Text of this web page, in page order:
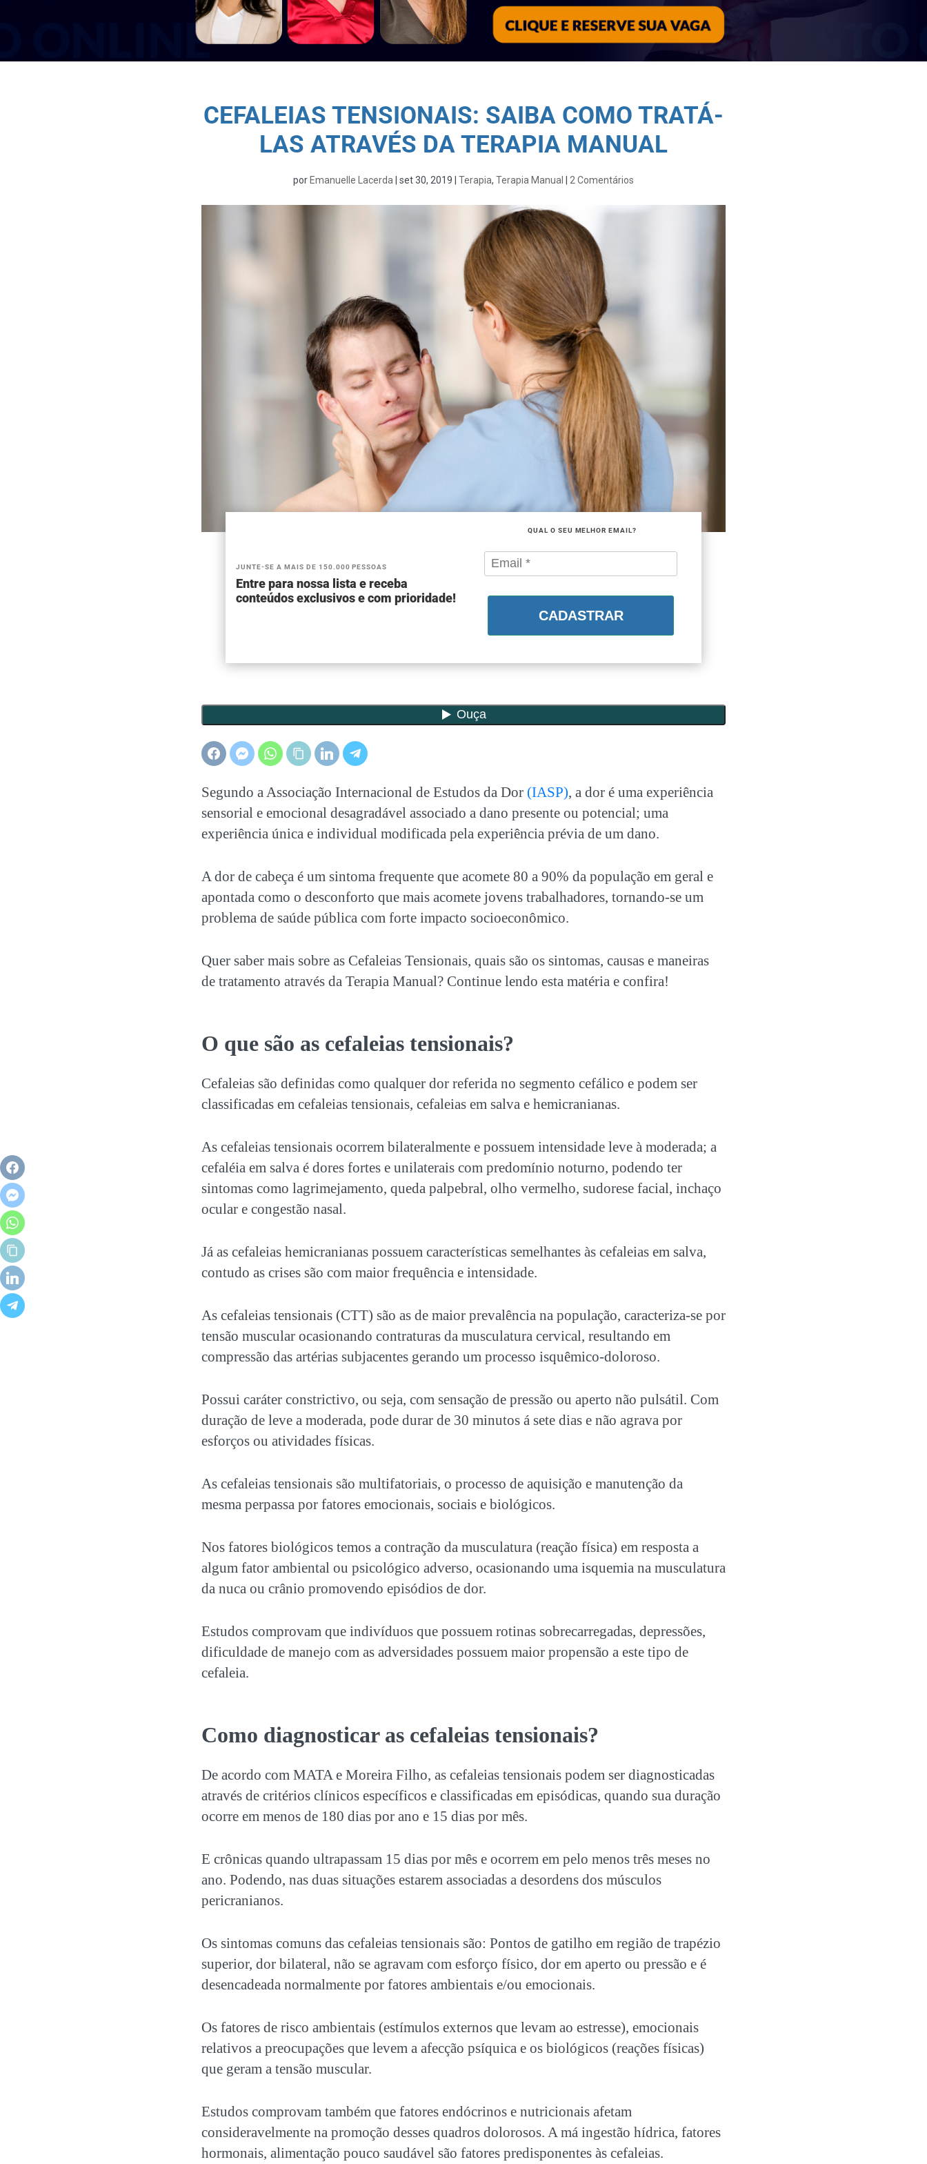
CEFALEIAS TENSIONAIS: SAIBA COMO TRATÁ-
LAS ATRAVÉS DA TERAPIA MANUAL
por Emanuelle Lacerda set 30, 2019 Terapia, Terapia Manual 2 Comentários
JUNTE-SE A MAIS DE 150.000 PESSOAS
Entre para nossa lista e receba
conteúdos exclusivos e com prioridade!
QUAL O SEU MELHOR EMAIL?
CADASTRAR
Segundo a Associação Internacional de Estudos da Dor (IASP), a dor é uma experiência
sensorial e emocional desagradável associado a dano presente ou potencial; uma
experiência única e individual modificada pela experiência prévia de um dano.
A dor de cabeça é um sintoma frequente que acomete 80 a 90% da população em geral e
apontada como o desconforto que mais acomete jovens trabalhadores, tornando-se um
problema de saúde pública com forte impacto socioeconômico.
Quer saber mais sobre as Cefaleias Tensionais, quais são os sintomas, causas e maneiras
de tratamento através da Terapia Manual? Continue lendo esta matéria e confira!
O que são as cefaleias tensionais?
Cefaleias são definidas como qualquer dor referida no segmento cefálico e podem ser
classificadas em cefaleias tensionais, cefaleias em salva e hemicranianas.
As cefaleias tensionais ocorrem bilateralmente e possuem intensidade leve à moderada; a
cefaléia em salva é dores fortes e unilaterais com predomínio noturno, podendo ter
sintomas como lagrimejamento, queda palpebral, olho vermelho, sudorese facial, inchaço
ocular e congestão nasal.
Já as cefaleias hemicranianas possuem características semelhantes às cefaleias em salva,
contudo as crises são com maior frequência e intensidade.
As cefaleias tensionais (CTT) são as de maior prevalência na população, caracteriza-se por
tensão muscular ocasionando contraturas da musculatura cervical, resultando em
compressão das artérias subjacentes gerando um processo isquêmico-doloroso.
Possui caráter constrictivo, ou seja, com sensação de pressão ou aperto não pulsátil. Com
duração de leve a moderada, pode durar de 30 minutos á sete dias e não agrava por
esforços ou atividades físicas.
As cefaleias tensionais são multifatoriais, o processo de aquisição e manutenção da
mesma perpassa por fatores emocionais, sociais e biológicos.
Nos fatores biológicos temos a contração da musculatura (reação física) em resposta a
algum fator ambiental ou psicológico adverso, ocasionando uma isquemia na musculatura
da nuca ou crânio promovendo episódios de dor.
Estudos comprovam que indivíduos que possuem rotinas sobrecarregadas, depressões,
dificuldade de manejo com as adversidades possuem maior propensão a este tipo de
cefaleia.
Como diagnosticar as cefaleias tensionais?
De acordo com MATA e Moreira Filho, as cefaleias tensionais podem ser diagnosticadas
através de critérios clínicos específicos e classificadas em episódicas, quando sua duração
ocorre em menos de 180 dias por ano e 15 dias por mês.
E crônicas quando ultrapassam 15 dias por mês e ocorrem em pelo menos três meses no
ano. Podendo, nas duas situações estarem associadas a desordens dos músculos
pericranianos.
Os sintomas comuns das cefaleias tensionais são: Pontos de gatilho em região de trapézio
superior, dor bilateral, não se agravam com esforço físico, dor em aperto ou pressão e é
desencadeada normalmente por fatores ambientais e/ou emocionais.
Os fatores de risco ambientais (estímulos externos que levam ao estresse), emocionais
relativos a preocupações que levem a afecção psíquica e os biológicos (reações físicas)
que geram a tensão muscular.
Estudos comprovam também que fatores endócrinos e nutricionais afetam
consideravelmente na promoção desses quadros dolorosos. A má ingestão hídrica, fatores
hormonais, alimentação pouco saudável são fatores predisponentes às cefaleias.